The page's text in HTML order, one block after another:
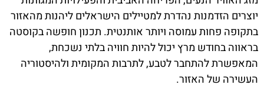
יוצרים הזדמנות נהדרת למטיילים הישראלים ליהנות מהאזור
בתקופה פחות עמוסה ויותר אותנטית. תכנון חופשה בקוסטה
בראווה בחודש מרץ יכול להיות חוויה בלתי נשכחת,
המאפשרת להתחבר לטבע, לתרבות המקומית ולהיסטוריה
העשירה של האזור.